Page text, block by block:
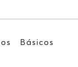
a nuestro
Básicos